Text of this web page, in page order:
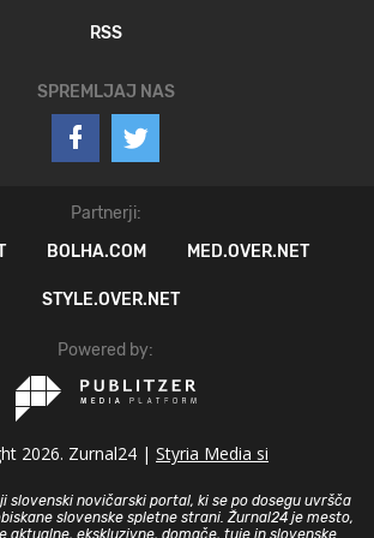
RSS
SPREMLJAJ NAS
Partnerji:
BOLHA.COM MED.OVER.NET
STYLE.OVER.NET
Powered by:
2026. Zurnal24 | Styria Media si
slovenski novičarski portal, ki se po dosegu uvršča
slovenske spletne strani. Žurnal24 je mesto,
aktualne, ekskluzivne, domače, tuje in slovenske